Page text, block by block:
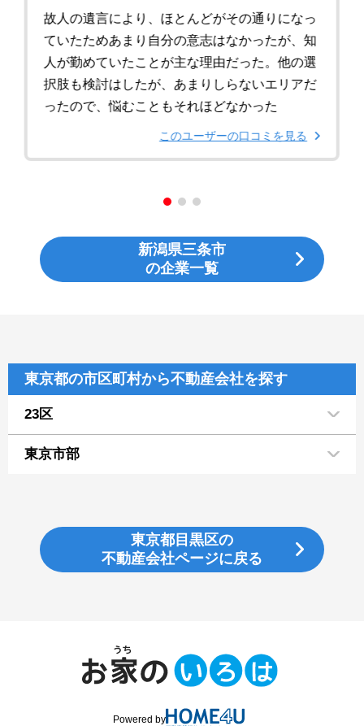
故人の遺言により、ほとんどがその通りになっ
ていたためあまり自分の意志はなかったが、知
人が勤めていたことが主な理由だった。他の選
択肢も検討はしたが、あまりしらないエリアだ
ったので、悩むこともそれほどなかった
このユーザーの口コミを見る
新潟県三条市
の企業一覧
東京都の市区町村から不動産会社を探す
23区
東京市部
東京都目黒区の
不動産会社ページに戻る
Powered by